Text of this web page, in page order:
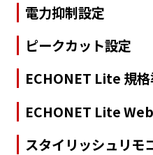
電力抑制設定
ピークカット設定
ECHONET Lite 規
ECHONET Lite
スタイリッシュリモ